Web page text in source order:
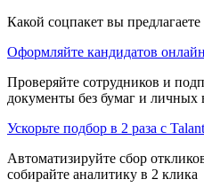
Какой соцпакет вы
Оформляйте кандидатов онлайн
Проверяйте сотрудников и
документы без бумаг и личных
Ускорьте подбор в 2 раза с
Автоматизируйте сбор
собирайте аналитику в 2 клика